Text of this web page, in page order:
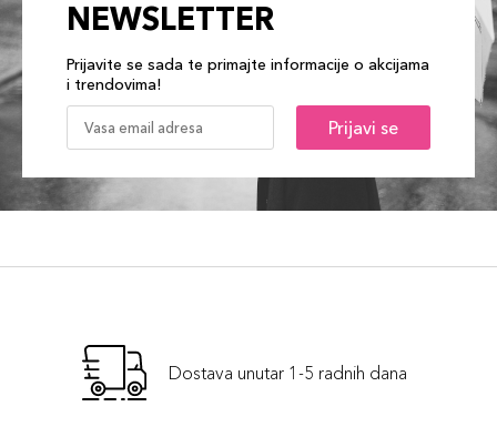
NEWSLETTER
Prijavite se sada te primajte informacije o akcijama
i trendovima!
Prijavi se
Dostava unutar 1-5 radnih dana